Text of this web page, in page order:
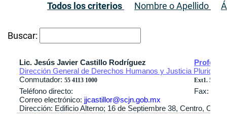
Todos los criterios
Nombre o Apellido
Buscar:
Lic. Jesús Javier Castillo Rodríguez
Dirección General de Derechos Humanos y Justicia
Conmutador: 55 4113 1000 Ext1. 5810 /
Teléfono directo:
Fax:
Correo electrónico: jjcastillor@scjn.gob.mx
Dirección: Edificio Alterno; 16 de Septiembre 38, Centro,